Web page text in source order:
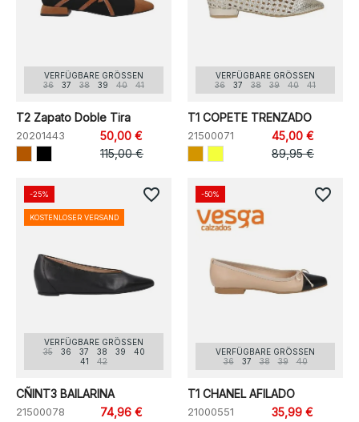
VERFÜGBARE GRÖSSEN
36
37 38 39 40 41
T2 Zapato Doble Tira
20201443
50,00 €
115,00 €
VERFÜGBARE GRÖSSEN
36
37 38 39 40 41
T1 COPETE TRENZADO
21500071
45,00 €
89,95 €
VERFÜGBARE GRÖSSEN
35
36 37 38 39
40
41
42
CÑINT3 BAILARINA
21500078
74,96 €
-25%
KOSTENLOSER VERSAND
favorite_border
VERFÜGBARE GRÖSSEN
36
37 38 39 40
T1 CHANEL AFILADO
21000551
35,99 €
-50% favorite_border